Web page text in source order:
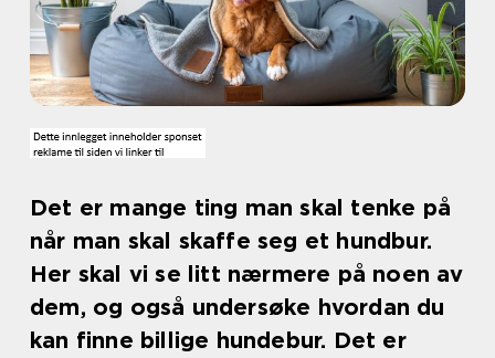
Det er mange ting man skal tenke på
når man skal skaffe seg et hundbur.
Her skal vi se litt nærmere på noen av
dem, og også undersøke hvordan du
kan finne billige hundebur. Det er